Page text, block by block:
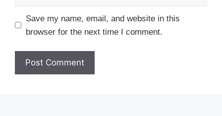
Save my name, email, and website in this
browser for the next time I comment.